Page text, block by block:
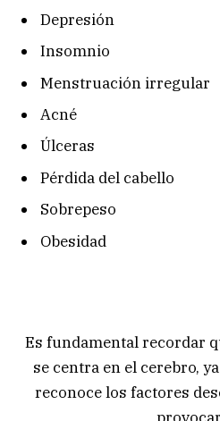
Depresión
Insomnio
Menstruación irregular
Acné
Úlceras
Pérdida del cabello
Sobrepeso
Obesidad
Es fundamental recordar
se centra en el cerebro,
reconoce los factores